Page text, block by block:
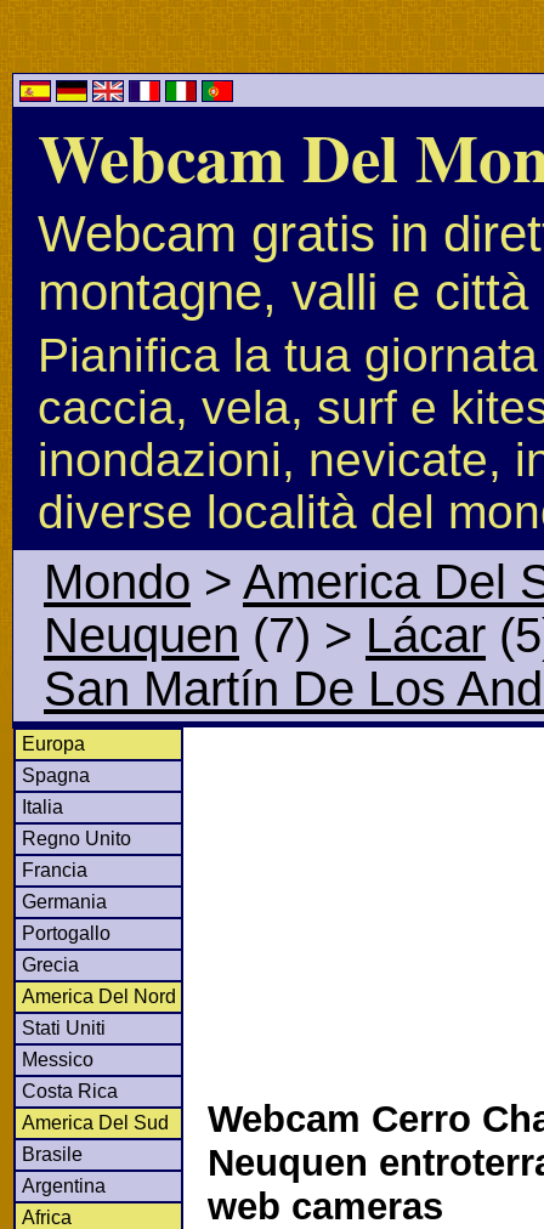
Webcam Del
Webcam gratis in
montagne, valli e città
Pianifica la tua
caccia, vela, surf e
inondazioni, nevicate,
diverse località del
Mondo > America Del
Neuquen (7) > Lácar
San Martín De Los
Europa
Spagna
Italia
Regno Unito
Francia
Germania
Portogallo
Grecia
America Del Nord
Stati Uniti
Messico
Costa Rica
America Del Sud
Brasile
Argentina
Africa
Webcam Cerro
Neuquen
web cameras